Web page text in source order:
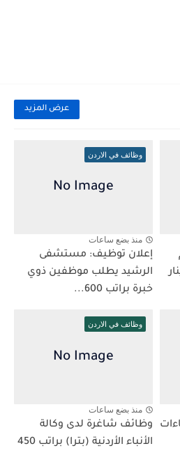
عرض المزيد
420 دينار
وظائف في الاردن
منذ بضع ساعات
إعلان توظيف: مستشفى
الرشيد يطلب موظفين ذوي
خبرة براتب 600...
وظائف في الاردن
منذ بضع ساعات
وظائف شاغرة لدى وكالة
الأنباء الأردنية (بترا) براتب 450